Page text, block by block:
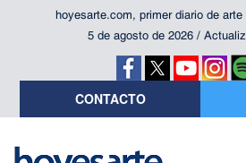
hoyesarte.com, primer diario de
5 de agosto de 2026 /
CONTACTO